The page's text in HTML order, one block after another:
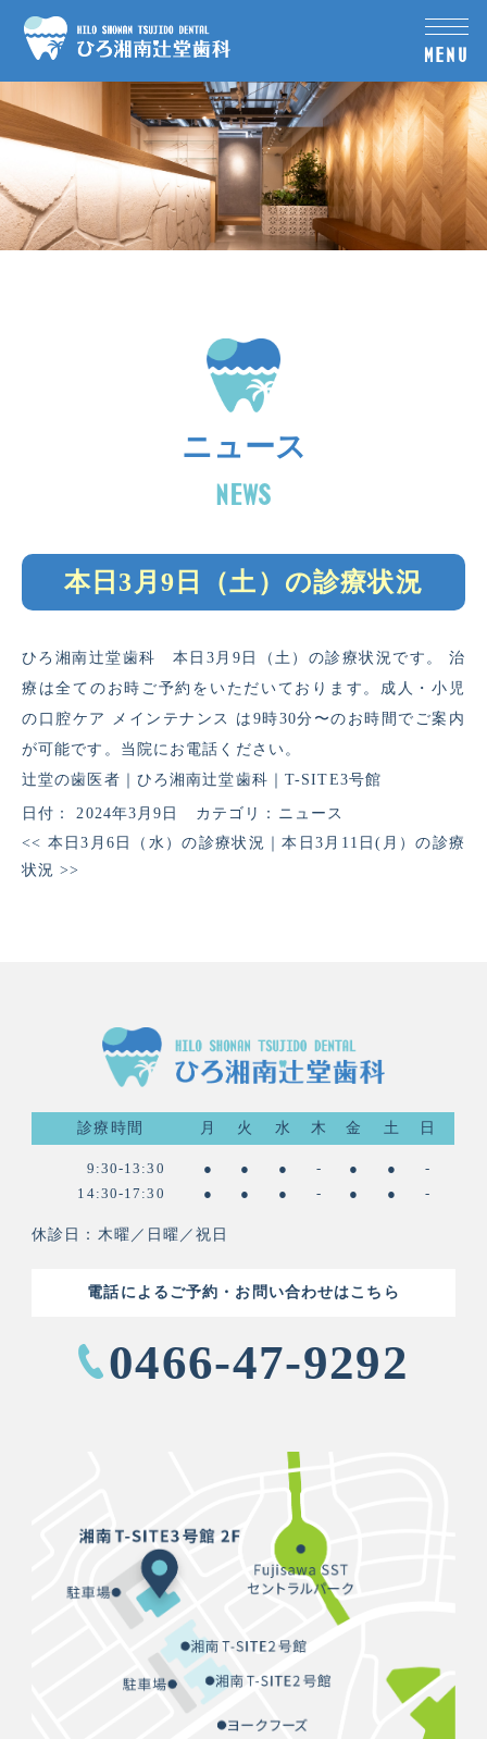
MENU
ニュース
本日3月9日（土）の診療状況
ひろ湘南辻堂歯科 本日3月9日（土）の診療状況です。 治
療は全てのお時ご予約をいただいております。成人・小児
の口腔ケア メインテナンス は9時30分〜のお時間でご案内
が可能です。当院にお電話ください。
辻堂の歯医者｜ひろ湘南辻堂歯科｜T-SITE3号館
日付： 2024年3月9日 カテゴリ： ニュース
<< 本日3月6日（水）の診療状況 ｜本日3月11日(月）の診療
状況>>
診療時間 月 火 水 木 金 土 日
9:30-13:30 ● ● ● - ● ●
-
14:30-17:30
● ● ● - ● ● -
休診日：木曜／日曜／祝日
電話によるご予約・お問い合わせはこちら
0466-47-9292